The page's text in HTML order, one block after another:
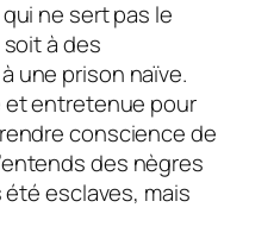
ne sert pas le
à des
une prison naïve.
et entretenue pour
conscience de
des nègres
été esclaves, mais